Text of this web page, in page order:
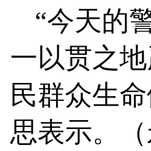
“今天的
一以贯之
民群众生
思表示。